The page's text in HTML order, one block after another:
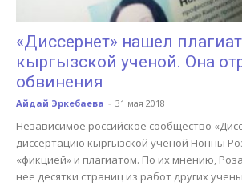
«Диссернет» нашел
кыргызской ученой. Она
обвинения
Айдай Эркебаева - 31 мая 2018
Независимое российское сообщество
диссертацию кыргызской ученой Нонны
«фикцией» и плагиатом. По их мнению,
нее десятки страниц из работ других